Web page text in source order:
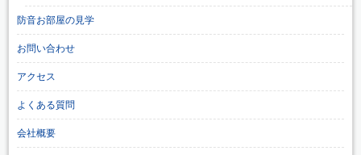
防音お部屋の見学
お問い合わせ
アクセス
よくある質問
会社概要